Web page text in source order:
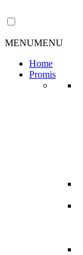
MENUMENU
Home
Promis